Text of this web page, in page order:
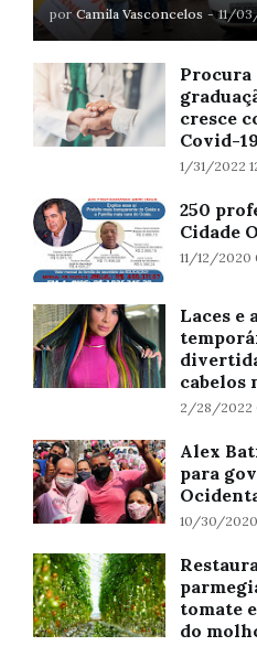
por Camila Vasconcelos - 11/
Procura
cresce
Covid-19
1/31/2022
250
Cidade
11/12/2020
Laces e
cabelos
2/28/2022
Alex
para
10/30/
tomate
do